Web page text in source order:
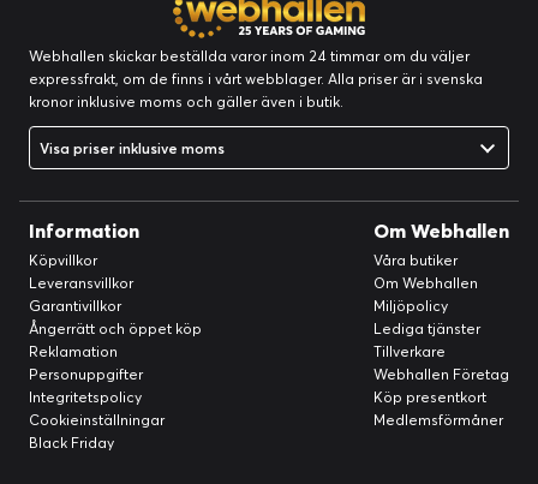
Enkel installation
Från uppackning till otroligt ljud på bara några minuter. Koppla
bara in strömsladden, anslut tv:n och öppna Sonos-appen.
Den gör större delen av jobbet åt dig.
Webhallen skickar beställda varor inom 24 timmar om du väljer
expressfrakt, om de finns i vårt webblager. Alla priser är i svenska
kronor inklusive moms och gäller även i butik.
Visa priser inklusive moms
Information
Köpvillkor
Leveransvillkor
Garantivillkor
Ångerrätt och öppet köp
Reklamation
Personuppgifter
Integritetspolicy
Cookieinställningar
Black Friday
Om Webhallen
Våra butiker
Om Webhallen
Miljöpolicy
Lediga tjänster
Tillverkare
Webhallen Företag
Köp presentkort
Medlemsförmåner